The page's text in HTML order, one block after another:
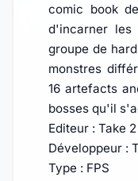
comic book
d'incarner les
groupe de
monstres
16 artefacts
bosses qu'il
Editeur : Take
Développeur :
Type : FPS